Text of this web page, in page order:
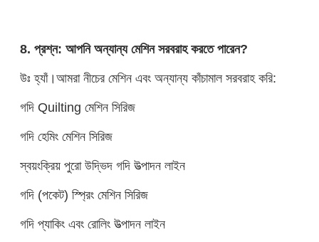
8. প্রশ্ন: আপনি অন্যান্য মেশিন সরবরাহ করতে পারেন?
উঃ হ্যাঁ।আমরা নীচের মেশিন এবং অন্যান্য কাঁচামাল সরবরাহ করি:
গদি Quilting মেশিন সিরিজ
গদি হেমিং মেশিন সিরিজ
স্বয়ংক্রিয় পুরো উদ্ভিদ গদি উত্পাদন লাইন
গদি (পকেট) স্প্রিং মেশিন সিরিজ
গদি প্যাকিং এবং রোলিং উত্পাদন লাইন